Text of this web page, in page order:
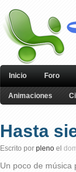
Inicio Foro
Animaciones
Hasta
Escrito por pleno el
Un poco de música